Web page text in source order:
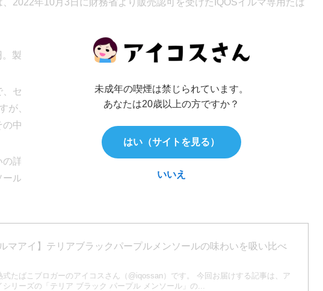
、2022年10月3日に財務省より販売認可を受けたIQOSイルマ専用たば
製造国はイタリアとなっています。
センティアシリーズは12種類のラインナップ体制となります。現
が、2022年10月に
一気に6種類リリースされることが判明
中の新作スティックになります。
詳細はまだ不明ですが、テリアにおける「テリア・ブラック・パー
ルと果実の甘みを楽しめる
フレーバー系メンソール銘柄
マアイ】テリアブラックパープルメンソールの味わいを吸い比べ
式たばこブロガーのアイコスさん（@iqossan）です。 今回お届けする記事は、ア
シリーズの「テリア ブラック パープル メンソール」の...
未成年の喫煙は禁じられています。
あなたは20歳以上の方ですか？
はい（サイトを見る）
いいえ